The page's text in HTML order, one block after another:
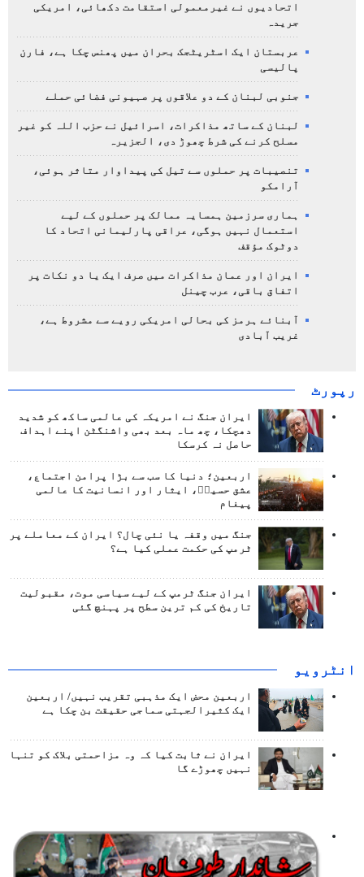
اتحادیوں نے غیرمعمولی استقامت دکھائی، امریکی
جریدہ
عربستان ایک اسٹریٹجک بحران میں پھنس چکا ہے، فارن
پالیسی
جنوبی لبنان کے دو علاقوں پر صہیونی فضائی حملے
لبنان کے ساتھ مذاکرات، اسرائیل نے حزب اللہ کو غیر
مسلح کرنے کی شرط چھوڑ دی، الجزیرہ
تنصیبات پر حملوں سے تیل کی پیداوار متاثر ہوئی،
آرامکو
ہماری سرزمین ہمسایہ ممالک پر حملوں کے لیے
استعمال نہیں ہوگی، عراقی پارلیمانی اتحاد کا
دوٹوک مؤقف
ایران اور عمان مذاکرات میں صرف ایک یا دو نکات پر
اتفاق باقی، عرب چینل
آبنائے ہرمز کی بحالی امریکی رویے سے مشروط ہے،
غریب آبادی
رپورٹ
ایران جنگ نے امریکہ کی عالمی ساکھ کو شدید
دھچکا، چھ ماہ بعد بھی واشنگٹن اپنے اہداف
حاصل نہ کرسکا
اربعین؛ دنیا کا سب سے بڑا پرامن اجتماع،
عشق حسینؑ، ایثار اور انسانیت کا عالمی
پیغام
جنگ میں وقفہ یا نئی چال؟ ایران کے معاملے پر
ٹرمپ کی حکمت عملی کیا ہے؟
ایران جنگ ٹرمپ کے لیے سیاسی موت، مقبولیت
تاریخ کی کم ترین سطح پر پہنچ گئی
انٹرويو
اربعین محض ایک مذہبی تقریب نہیں/ اربعین
ایک کثیرالجہتی سماجی حقیقت بن چکا ہے
ایران نے ثابت کیا کہ وہ مزاحمتی بلاک کو تنہا
نہیں چھوڑے گا